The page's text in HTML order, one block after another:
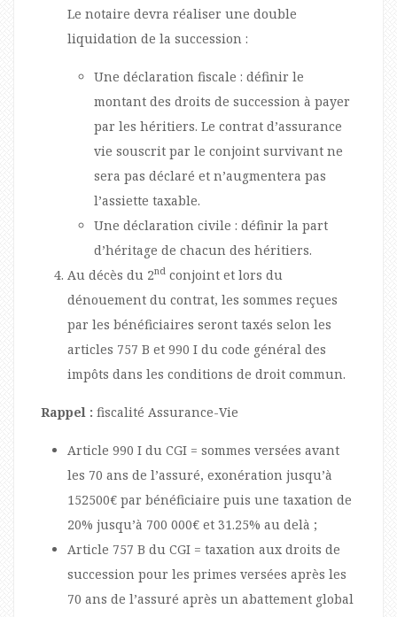
Le notaire devra réaliser une double
liquidation de la succession :
Une déclaration fiscale : définir le
montant des droits de succession à payer
par les héritiers. Le contrat d’assurance
vie souscrit par le conjoint survivant ne
sera pas déclaré et n’augmentera pas
l’assiette taxable.
Une déclaration civile : définir la part
d’héritage de chacun des héritiers.
Au décès du 2nd conjoint et lors du
dénouement du contrat, les sommes reçues
par les bénéficiaires seront taxés selon les
articles 757 B et 990 I du code général des
impôts dans les conditions de droit commun.
Rappel : fiscalité Assurance-Vie
Article 990 I du CGI = sommes versées avant
les 70 ans de l’assuré, exonération jusqu’à
152500€ par bénéficiaire puis une taxation de
20% jusqu’à 700 000€ et 31.25% au delà ;
Article 757 B du CGI = taxation aux droits de
succession pour les primes versées après les
70 ans de l’assuré après un abattement global